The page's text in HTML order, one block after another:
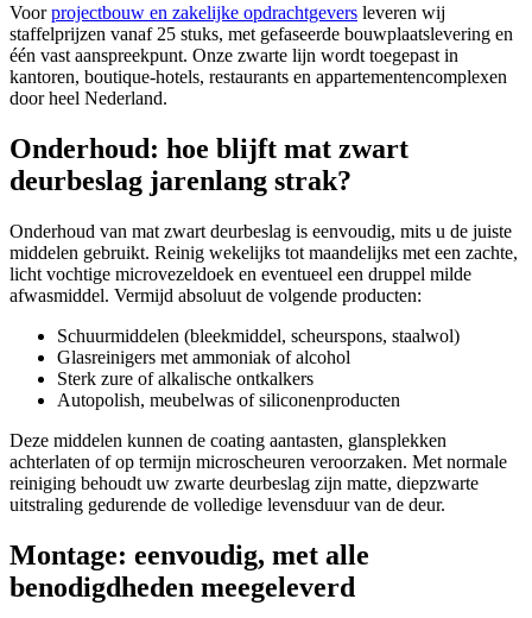
Voorprojectbouw en zakelijke opdrachtgevers leveren wij
staffelprijzen vanaf 25 stuks, met gefaseerde bouwplaatslevering en
één vast aanspreekpunt. Onze zwarte lijn wordt toegepast in
kantoren, boutique-hotels, restaurants en appartementencomplexen
door heel Nederland.
Onderhoud: hoe blijft mat zwart
deurbeslag jarenlang strak?
Onderhoud van mat zwart deurbeslag is eenvoudig, mits u de juiste
middelen gebruikt. Reinig wekelijks tot maandelijks met een zachte,
licht vochtige microvezeldoek en eventueel een druppel milde
afwasmiddel. Vermijd absoluut de volgende producten:
Schuurmiddelen (bleekmiddel, scheurspons, staalwol)
Glasreinigers met ammoniak of alcohol
Sterk zure of alkalische ontkalkers
Autopolish, meubelwas of siliconenproducten
Deze middelen kunnen de coating aantasten, glansplekken
achterlaten of op termijn microscheuren veroorzaken. Met normale
reiniging behoudt uw zwarte deurbeslag zijn matte, diepzwarte
uitstraling gedurende de volledige levensduur van de deur.
Montage: eenvoudig, met alle
benodigdheden meegeleverd